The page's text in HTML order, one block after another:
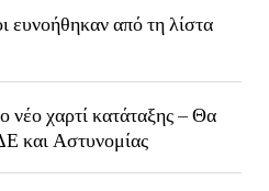
ευνοήθηκαν από τη λίστα
νέο χαρτί κατάταξης – Θα
και Αστυνομίας